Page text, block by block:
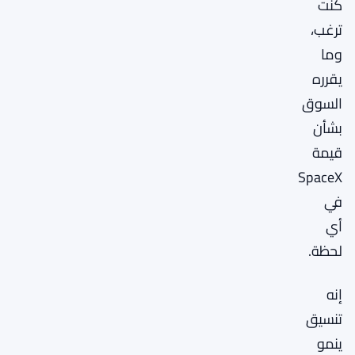
ترغب،
وما
يقرره
السوق
بشأن
قيمة
SpaceX
في
أي
لحظة.
إنه
تنسيق
ينمو